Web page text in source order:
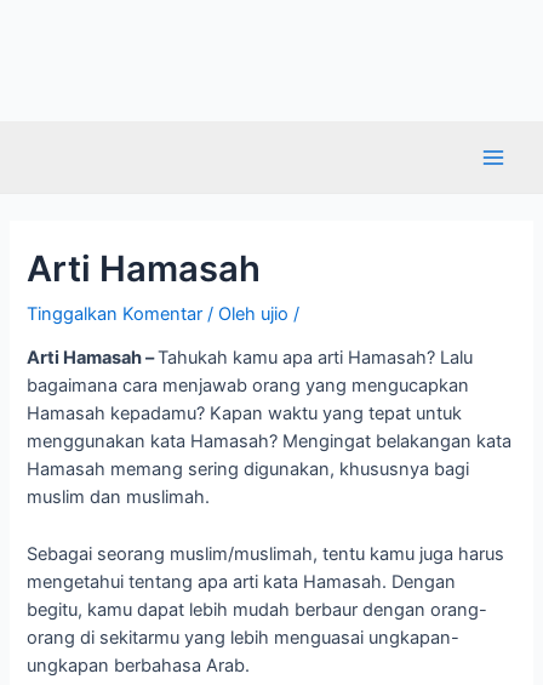
Arti Hamasah
Tinggalkan Komentar / Oleh ujio/
Arti Hamasah –Tahukah kamu apa arti Hamasah? Lalu
bagaimana cara menjawab orang yang mengucapkan
Hamasah kepadamu? Kapan waktu yang tepat untuk
menggunakan kata Hamasah? Mengingat belakangan kata
Hamasah memang sering digunakan, khususnya bagi
muslim dan muslimah.
Sebagai seorang muslim/muslimah, tentu kamu juga harus
mengetahui tentang apa arti kata Hamasah. Dengan
begitu, kamu dapat lebih mudah berbaur dengan orang-
orang di sekitarmu yang lebih menguasai ungkapan-
ungkapan berbahasa Arab.